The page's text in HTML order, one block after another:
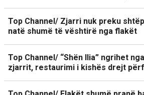
Top Channel/ Zjarri nuk preku
natë shumë të vështirë nga flakët
Top Channel/ “Shën Ilia” ngrihet
zjarrit, restaurimi i kishës drejt